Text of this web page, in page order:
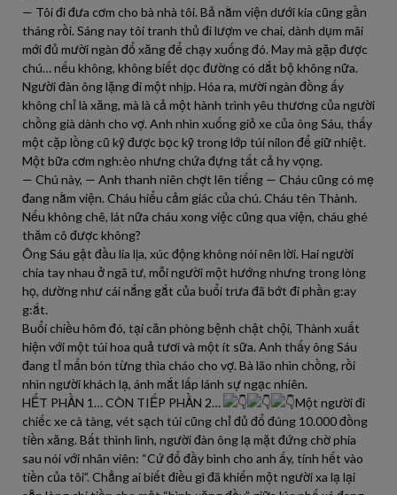
— Tôi đi đưa cơm cho bà nhà tôi. Bả nằm viện dưới kia cũng gần
tháng rồi. Sáng nay tôi tranh thủ đi lượm ve chai, dành dụm mãi
mới đủ mười ngàn đổ xăng để chạy xuống đó. May mà gặp được
chú… nếu không, không biết dọc đường có dắt bộ không nữa.
Người đàn ông lặng đi một nhịp. Hóa ra, mười ngàn đồng ấy
không chỉ là xăng, mà là cả một hành trình yêu thương của người
chồng già dành cho vợ. Anh nhìn xuống giỏ xe của ông Sáu, thấy
một cặp lồng cũ kỹ được bọc kỹ trong lớp túi nilon để giữ nhiệt.
Một bữa cơm ngh:èo nhưng chứa đựng tất cả hy vọng.
— Chú này, — Anh thanh niên chợt lên tiếng — Cháu cũng có mẹ
đang nằm viện. Cháu hiểu cảm giác của chú. Cháu tên Thành.
Nếu không chê, lát nữa cháu xong việc cũng qua viện, cháu ghé
thăm cô được không?
Ông Sáu gật đầu lia lịa, xúc động không nói nên lời. Hai người
chia tay nhau ở ngã tư, mỗi người một hướng nhưng trong lòng
họ, dường như cái nắng gắt của buổi trưa đã bớt đi phần g:ay
g:ắt.
Buổi chiều hôm đó, tại căn phòng bệnh chật chội, Thành xuất
hiện với một túi hoa quả tươi và một ít sữa. Anh thấy ông Sáu
đang tỉ mẩn bón từng thìa cháo cho vợ. Bà lão nhìn chồng, rồi
nhìn người khách lạ, ánh mắt lấp lánh sự ngạc nhiên.
HẾT PHẦN 1… CÒN TIẾP PHẦN 2…
Một người đi
chiếc xe cà tàng, vét sạch túi cũng chỉ đủ đổ đúng 10.000 đồng
tiền xăng. Bất thình lình, người đàn ông lạ mặt đứng chờ phía
sau nói với nhân viên: “Cứ đổ đầy bình cho anh ấy, tính hết vào
tiền của tôi”. Chẳng ai biết điều gì đã khiến một người xa lạ lại